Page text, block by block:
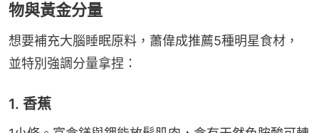
物與黃金分量
想要補充大腦睡眠原料，蕭偉成推薦5種明星食材，
並特別強調分量拿捏：
1. 香蕉